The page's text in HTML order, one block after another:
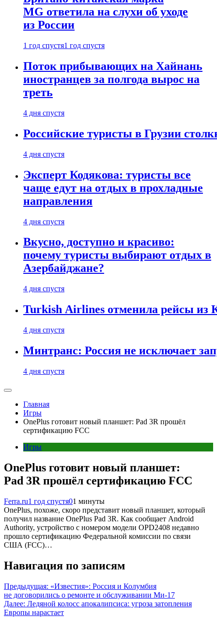
MG ответила на слухи об уходе
из России
1 год спустя1 год спустя
Поток прибывающих на Хайнань
иностранцев за полгода вырос на
треть
4 дня спустя
Российские туристы в Грузии
4 дня спустя
Эксперт Кодякова: туристы все
чаще едут на отдых в прохладные
направления
4 дня спустя
Вкусно, доступно и красиво:
почему туристы выбирают отдых в
Азербайджане?
4 дня спустя
Turkish Airlines отменила рейсы из
4 дня спустя
Минтранс: Россия не исключает
4 дня спустя
Главная
Игры
OnePlus готовит новый планшет: Pad 3R прошёл
сертификацию FCC
Игры
OnePlus готовит новый планшет:
Pad 3R прошёл сертификацию FCC
Ferra.ru1 год спустя01 минуты
OnePlus, похоже, скоро представит новый планшет, который
получил название OnePlus Pad 3R. Как сообщает Android
Authority, устройство с номером модели OPD2408 недавно
прошло сертификацию Федеральной комиссии по связи
США (FCC)…
Навигация по записям
Предыдущая: «Известия»: Россия и Колумбия
не договорились о ремонте и обслуживании Ми-17
Далее: Ледяной колосс апокалипсиса: угроза затопления
Европы нарастает